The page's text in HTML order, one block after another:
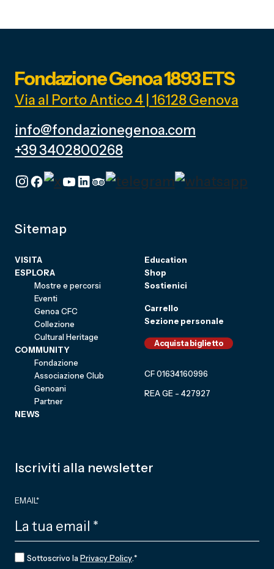
Fondazione Genoa 1893 ETS
Via al Porto Antico 4 | 16128 Genova
info@fondazionegenoa.com
+39 3402800268
Sitemap
VISITA
ESPLORA
Mostre e percorsi
Eventi
Genoa CFC
Collezione
Cultural Heritage
COMMUNITY
Fondazione
Associazione Club
Genoani
Partner
NEWS
Education
Shop
Sostienici
Carrello
Sezione personale
Acquista biglietto
CF 01634160996
REA GE - 427927
Iscriviti alla newsletter
EMAIL*
CONSENSO*
Sottoscrivo laPrivacy Policy.*